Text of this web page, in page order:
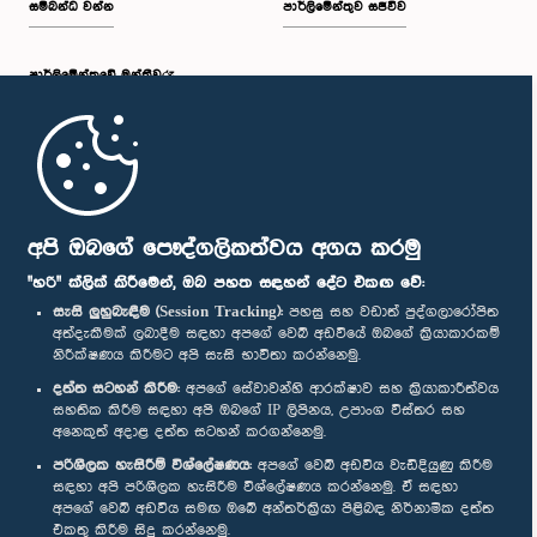
අපි ඔබගේ පෞද්ගලිකත්වය අගය කරමු
"හරි" ක්ලික් කිරීමෙන්, ඔබ පහත සඳහන් දේට එකඟ වේ:
සැසි ලුහුබැඳීම (Session Tracking): පහසු සහ වඩාත් පුද්ගලාරෝපිත
අත්දැකීමක් ලබාදීම සඳහා අපගේ වෙබ් අඩවියේ ඔබගේ ක්‍රියාකාරකම්
නිරීක්ෂණය කිරීමට අපි සැසි භාවිතා කරන්නෙමු.
දත්ත සටහන් කිරීම: අපගේ සේවාවන්හි ආරක්ෂාව සහ ක්‍රියාකාරීත්වය
සහතික කිරීම සඳහා අපි ඔබගේ IP ලිපිනය, උපාංග විස්තර සහ
අනෙකුත් අදාළ දත්ත සටහන් කරගන්නෙමු.
පරිශීලක හැසිරීම් විශ්ලේෂණය: අපගේ වෙබ් අඩවිය වැඩිදියුණු කිරීම
සඳහා අපි පරිශීලක හැසිරීම විශ්ලේෂණය කරන්නෙමු. ඒ සඳහා
අපගේ වෙබ් අඩවිය සමඟ ඔබේ අන්තර්ක්‍රියා පිළිබඳ නිර්නාමික දත්ත
එකතු කිරීම සිදු කරන්නෙමු.
සම්බන්ධ වන්න
පාර්ලි‌මේන්තුවේ මන්ත්‍රීවරු
මුල් පිටුව
පාර්ලිමේන්තුව සජීවීව
පාර්ලිමේන්තු ජංගම යෙදුම
අප හා සම්බන්ධ වී සිටින්න :
සම්මාන
පෞද්ගලිකත්ව ප්‍රතිපත්තිය